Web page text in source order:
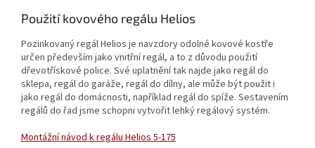
Použití kovového regálu Helios
Pozinkovaný regál Helios je navzdory odolné kovové kostře
určen především jako vnitřní regál, a to z důvodu použití
dřevotřískové police. Své uplatnění tak najde jako regál do
sklepa, regál do garáže, regál do dílny, ale může být použit i
jako regál do domácnosti, například regál do spíže. Sestavením
regálů do řad jsme schopni vytvořit lehký regálový systém.
Montážní návod k regálu Helios 5-175